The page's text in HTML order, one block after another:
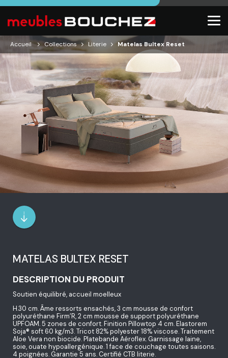
Accueil Collections Literie Matelas Bultex Reset
MATELAS BULTEX RESET
DESCRIPTION DU PRODUIT
Soutien équilibré, accueil moelleux
H.30 cm. Âme ressorts ensachés, 3 cm mousse de confort
polyuréthane Firm’R, 2 cm mousse de support polyuréthane
UPFOAM. 5 zones de confort. Finition Pillowtop 4 cm. Elastorem
Soja® soft 60 kg/m3. Tricot 82% polyester 18% viscose. Traitement
Aloe Vera non biocide. Platebande Aéroflex. Garnissage laine,
soie, ouate hypoallergénique. 1 face de couchage toutes saisons.
4 poignées. Garantie 5 ans. Certifié CTB literie.